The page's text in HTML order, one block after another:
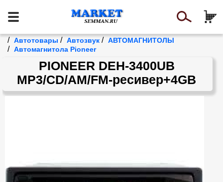
/ Автотовары / Автозвук / АВТОМАГНИТОЛЫ
/ Автомагнитола Pioneer
PIONEER DEH-3400UB
MP3/CD/AM/FM-ресивер+4GB